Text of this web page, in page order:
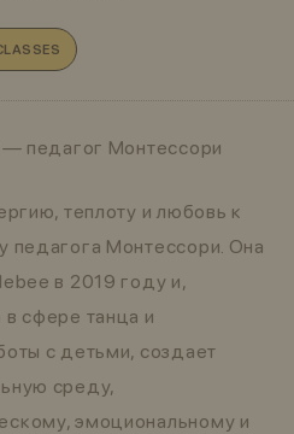
педагог Монтессори
теплоту и любовь к
педагога Монтессори. Она
в 2019 году и,
сфере танца и
с детьми, создает
среду,
эмоциональному и